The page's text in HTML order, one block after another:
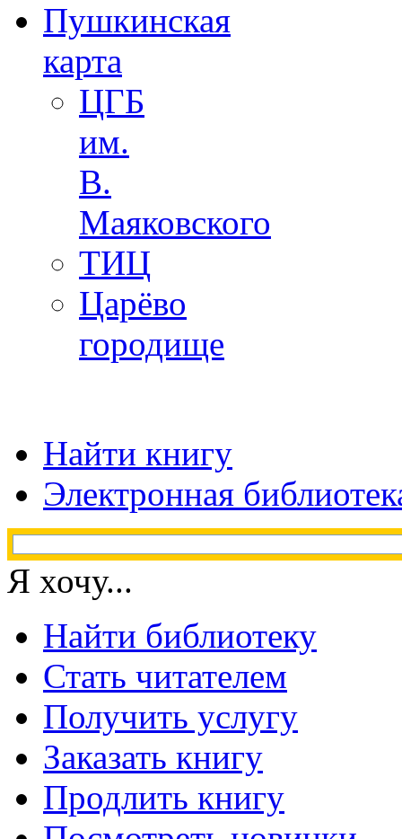
Пушкинская
карта
ЦГБ
им.
В.
Маяковского
ТИЦ
Царёво
городище
Найти книгу
Электронная
Я хочу...
Найти библиотеку
Стать читателем
Получить услугу
Заказать книгу
Продлить книгу